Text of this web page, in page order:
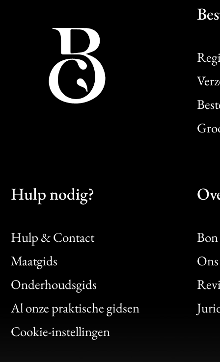
Hulp nodig?
Hulp & Contact
Maatgids
Onderhoudsgids
Al onze praktische gidsen
Cookie-instellingen
Bon
Clic